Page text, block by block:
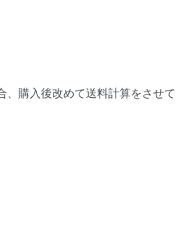
、購入後改めて送料計算をさせて